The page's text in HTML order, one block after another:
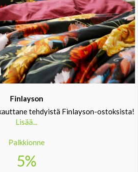
Finlayson
tehdyistä Finlayson-ostoksista!
Lisää...
Palkkionne
5%